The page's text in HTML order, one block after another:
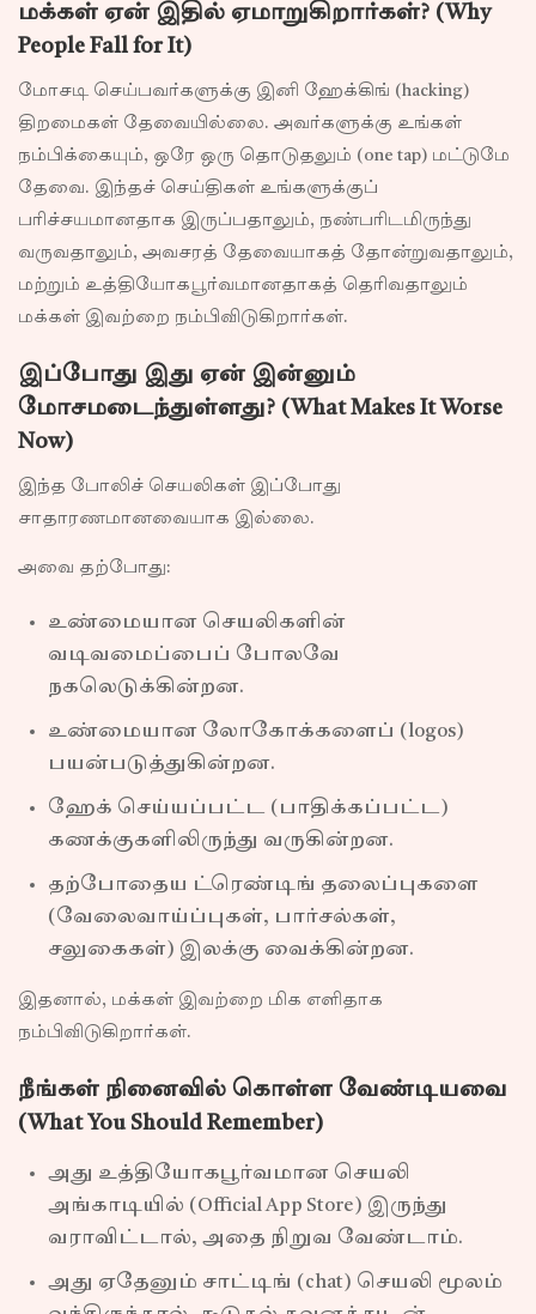
மக்கள் ஏன் இதில் ஏமாறுகிறார்கள்? (Why
People Fall for It)
மோசடி செய்பவர்களுக்கு இனி ஹேக்கிங் (hacking)
திறமைகள் தேவையில்லை. அவர்களுக்கு உங்கள்
நம்பிக்கையும், ஒரே ஒரு தொடுதலும் (one tap) மட்டுமே
தேவை. இந்தச் செய்திகள் உங்களுக்குப்
பரிச்சயமானதாக இருப்பதாலும், நண்பரிடமிருந்து
வருவதாலும், அவசரத் தேவையாகத் தோன்றுவதாலும்,
மற்றும் உத்தியோகபூர்வமானதாகத் தெரிவதாலும்
மக்கள் இவற்றை நம்பிவிடுகிறார்கள்.
இப்போது இது ஏன் இன்னும்
மோசமடைந்துள்ளது? (What Makes It Worse
Now)
இந்த போலிச் செயலிகள் இப்போது
சாதாரணமானவையாக இல்லை.
அவை தற்போது:
உண்மையான செயலிகளின்
வடிவமைப்பைப் போலவே
நகலெடுக்கின்றன.
உண்மையான லோகோக்களைப் (logos)
பயன்படுத்துகின்றன.
ஹேக் செய்யப்பட்ட (பாதிக்கப்பட்ட)
கணக்குகளிலிருந்து வருகின்றன.
தற்போதைய ட்ரெண்டிங் தலைப்புகளை
(வேலைவாய்ப்புகள், பார்சல்கள்,
சலுகைகள்) இலக்கு வைக்கின்றன.
இதனால், மக்கள் இவற்றை மிக எளிதாக
நம்பிவிடுகிறார்கள்.
நீங்கள் நினைவில் கொள்ள வேண்டியவை
(What You Should Remember)
அது உத்தியோகபூர்வமான செயலி
அங்காடியில் (Official App Store) இருந்து
வராவிட்டால், அதை நிறுவ வேண்டாம்.
அது ஏதேனும் சாட்டிங் (chat) செயலி மூலம்